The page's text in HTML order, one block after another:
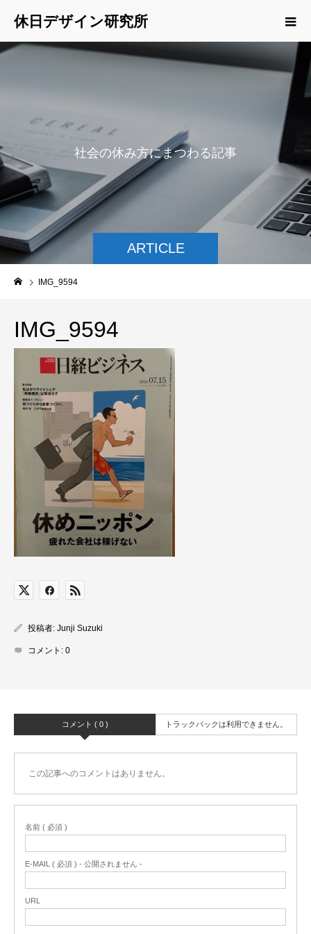
休日デザイン研究所
ARTICLE
の休み方にまつわる記事をご
IMG_9594
IMG_9594
投稿者: Junji Suzuki
コメント: 0
コメント ( 0 ) トラックバックは利用できません。
この記事へのコメントはありません。
名前 ( 必須 )
E-MAIL ( 必須 ) - 公開されません -
URL